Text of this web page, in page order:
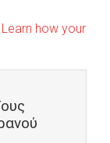
Learn how your